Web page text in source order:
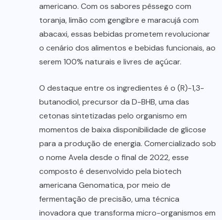
americano. Com os sabores pêssego com
toranja, limão com gengibre e maracujá com
abacaxi, essas bebidas prometem revolucionar
o cenário dos alimentos e bebidas funcionais, ao
serem 100% naturais e livres de açúcar.
O destaque entre os ingredientes é o (R)-1,3-
butanodiol, precursor da D-BHB, uma das
cetonas sintetizadas pelo organismo em
momentos de baixa disponibilidade de glicose
para a produção de energia. Comercializado sob
o nome Avela desde o final de 2022, esse
composto é desenvolvido pela biotech
americana Genomatica, por meio de
fermentação de precisão, uma técnica
inovadora que transforma micro-organismos em